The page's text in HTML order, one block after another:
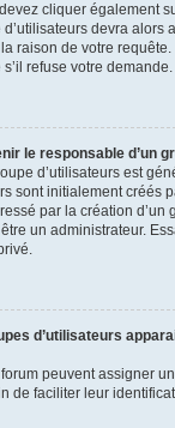
cliquer également
devra alors
raison de votre
refuse votre demande.
le responsable d’un
d’utilisateurs est
sont initialement créés
par la création d’un
un administrateur.
d’utilisateurs
peuvent assigner
de faciliter leur